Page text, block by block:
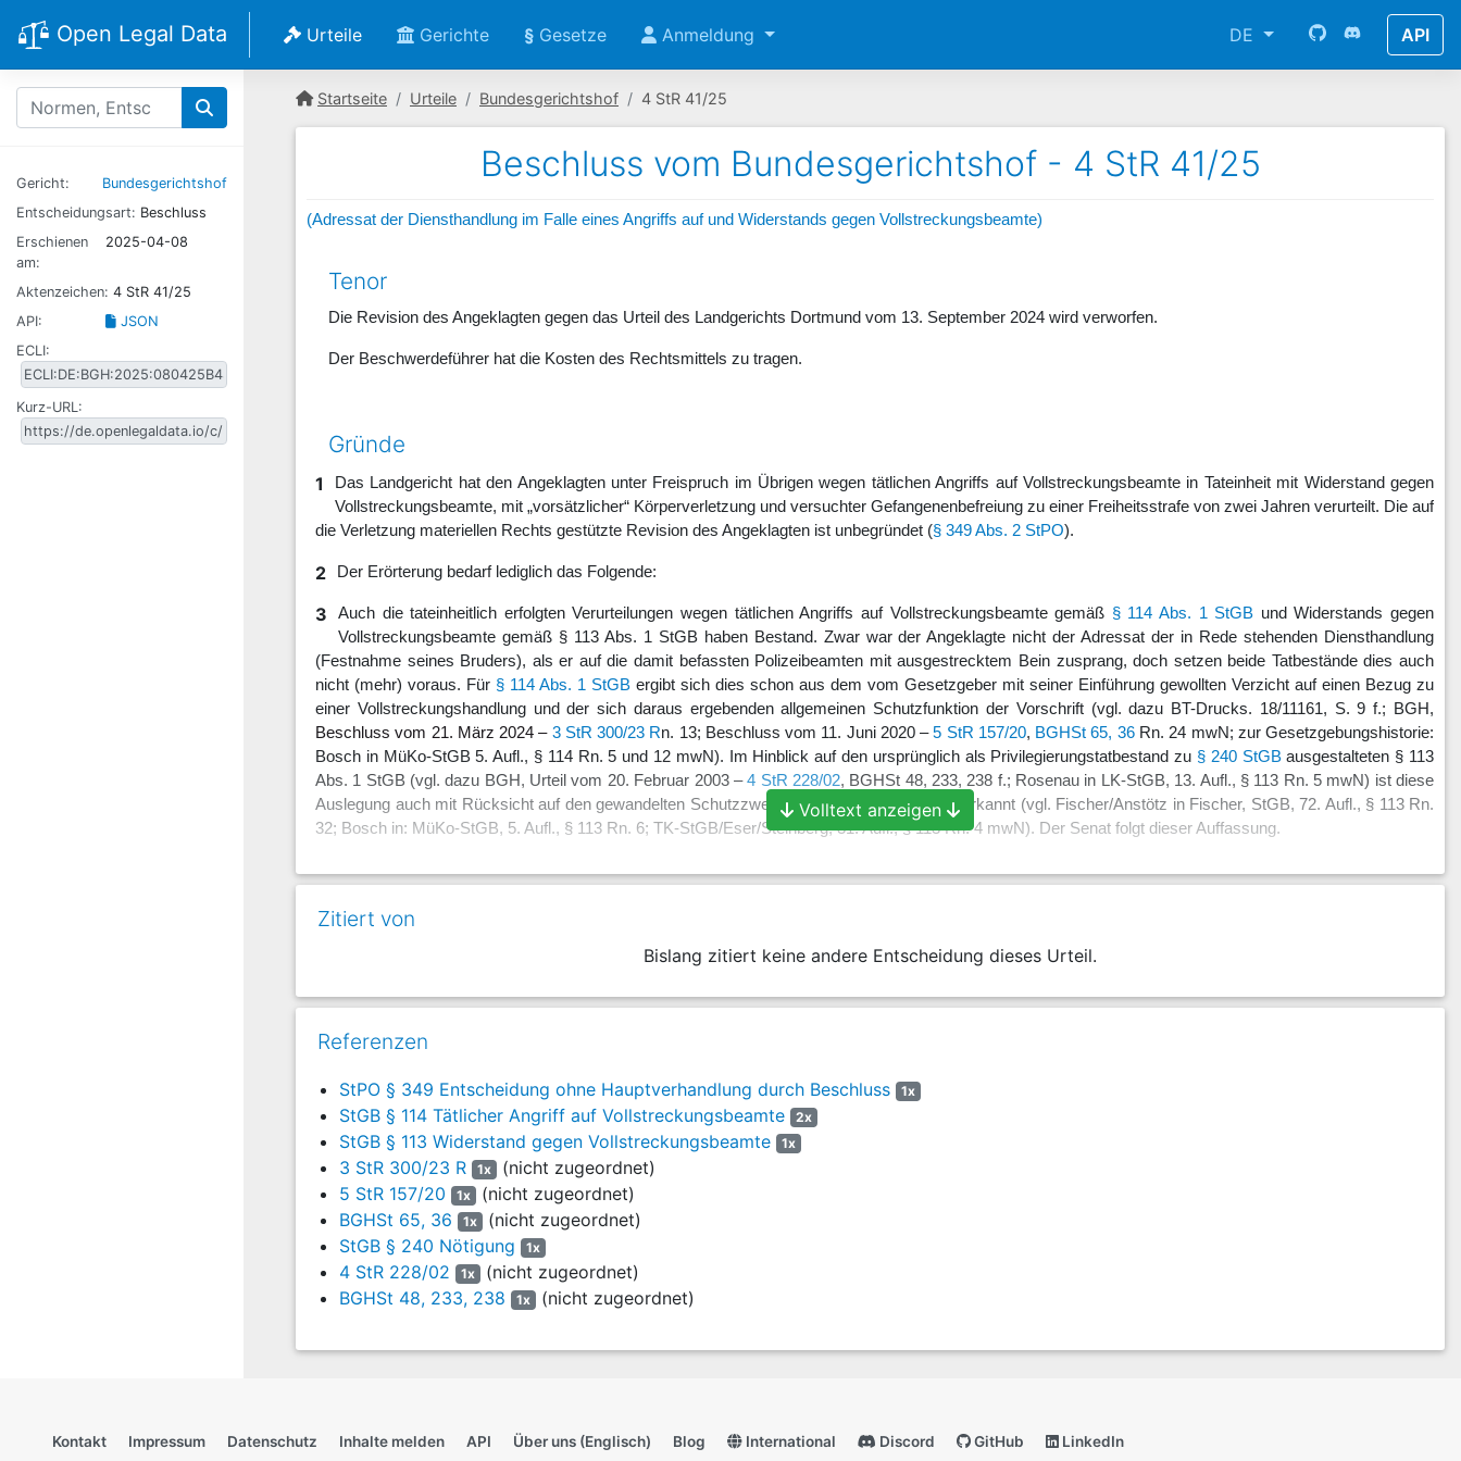
Open Legal Data Urteile Gerichte § Gesetze Anmeldung DE API
Gericht:
Bundesgerichtshof
Entscheidungsart: Beschluss
Erschienen
am:
2025-04-08
Aktenzeichen: 4 StR 41/25
API:
JSON
ECLI:
Kurz-URL:
Startseite Urteile Bundesgerichtshof 4 StR 41/25
Beschluss vom Bundesgerichtshof - 4 StR 41/25
(Adressat der Diensthandlung im Falle eines Angriffs auf und Widerstands gegen Vollstreckungsbeamte)
Tenor
Die Revision des Angeklagten gegen das Urteil des Landgerichts Dortmund vom 13. September 2024 wird verworfen.
Der Beschwerdeführer hat die Kosten des Rechtsmittels zu tragen.
Gründe
1
Das Landgericht hat den Angeklagten unter Freispruch im Übrigen wegen tätlichen Angriffs auf Vollstreckungsbeamte in Tateinheit mit Widerstand gegen
Vollstreckungsbeamte, mit „vorsätzlicher“ Körperverletzung und versuchter Gefangenenbefreiung zu einer Freiheitsstrafe von zwei Jahren verurteilt. Die auf
die Verletzung materiellen Rechts gestützte Revision des Angeklagten ist unbegründet (§ 349 Abs. 2 StPO).
2 Der Erörterung bedarf lediglich das Folgende:
3 Auch die tateinheitlich erfolgten Verurteilungen wegen tätlichen Angriffs auf Vollstreckungsbeamte gemäß § 114 Abs. 1 StGB und Widerstands gegen
Vollstreckungsbeamte gemäß § 113 Abs. 1 StGB haben Bestand. Zwar war der Angeklagte nicht der Adressat der in Rede stehenden Diensthandlung
(Festnahme seines Bruders), als er auf die damit befassten Polizeibeamten mit ausgestrecktem Bein zusprang, doch setzen beide Tatbestände dies auch
nicht (mehr) voraus. Für § 114 Abs. 1 StGB ergibt sich dies schon aus dem vom Gesetzgeber mit seiner Einführung gewollten Verzicht auf einen Bezug zu
einer Vollstreckungshandlung und der sich daraus ergebenden allgemeinen Schutzfunktion der Vorschrift (vgl. dazu BT-Drucks. 18/11161, S. 9 f.; BGH,
Beschluss vom 21. März 2024 – 3 StR 300/23 Rn. 13; Beschluss vom 11. Juni 2020 –5 StR 157/20, BGHSt 65, 36Rn. 24 mwN; zur Gesetzgebungshistorie:
Bosch in MüKo-StGB 5. Aufl., § 114 Rn. 5 und 12 mwN). Im Hinblick auf den ursprünglich als Privilegierungstatbestand zu § 240 StGBausgestalteten § 113
Abs. 1 StGB (vgl. dazu BGH, Urteil vom 20. Februar 2003 –4 StR 228/02, BGHSt 48, 233, 238 f.; Rosenau in LK-StGB, 13. Aufl., § 113 Rn. 5 mwN) ist diese
Auslegung auch mit Rücksicht auf den gewandelten Schutzzweck ebenfalls weitgehend anerkannt (vgl. Fischer/Anstötz in Fischer, StGB, 72. Aufl., § 113 Rn.
32; Bosch in: MüKo-StGB, 5. Aufl., § 113 Rn. 6; TK-StGB/Eser/Steinberg, 31. Aufl., § 113 Rn. 4 mwN). Der Senat folgt dieser Auffassung.
Volltext anzeigen
Zitiert von
Bislang zitiert keine andere Entscheidung dieses Urteil.
Referenzen
StPO § 349 Entscheidung ohne Hauptverhandlung durch Beschluss 1x
StGB § 114 Tätlicher Angriff auf Vollstreckungsbeamte 2x
StGB § 113 Widerstand gegen Vollstreckungsbeamte 1x
3 StR 300/23 R 1x (nicht zugeordnet)
5 StR 157/20
1x (nicht zugeordnet)
BGHSt 65, 36
1x (nicht zugeordnet)
StGB § 240 Nötigung
1x
4 StR 228/02 1x (nicht zugeordnet)
BGHSt 48, 233, 238
1x (nicht zugeordnet)
Kontakt Impressum Datenschutz Inhalte melden API Über uns (Englisch) Blog International Discord GitHub LinkedIn